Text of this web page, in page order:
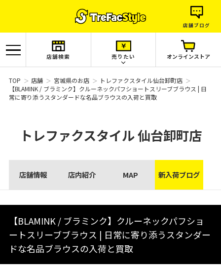
店舗ブログ
店舗検索 売りたい オンラインストア
TOP 店舗 宮城県のお店
トレファクスタイル仙台卸町店
【BLAMINK / ブラミンク】クルーネックパフショートスリーブブラウス | 日
常に寄り添うスタンダードな名品ブラウスの入荷と買取
トレファクスタイル仙台卸町店
店舗情報 店内紹介 MAP 新入荷ブログ
【BLAMINK / ブラミンク】クルーネックパフショ
ートスリーブブラウス | 日常に寄り添うスタンダー
ドな名品ブラウスの入荷と買取